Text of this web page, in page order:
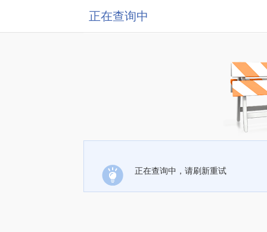
正在查询中
正在查询中，请刷新重试